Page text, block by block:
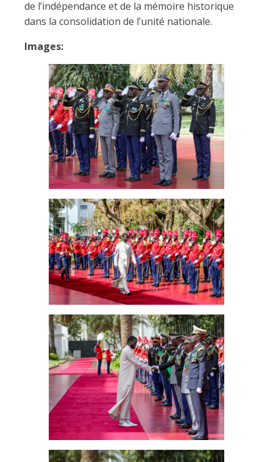
de l’indépendance et de la mémoire historique
dans la consolidation de l’unité nationale.
Images: